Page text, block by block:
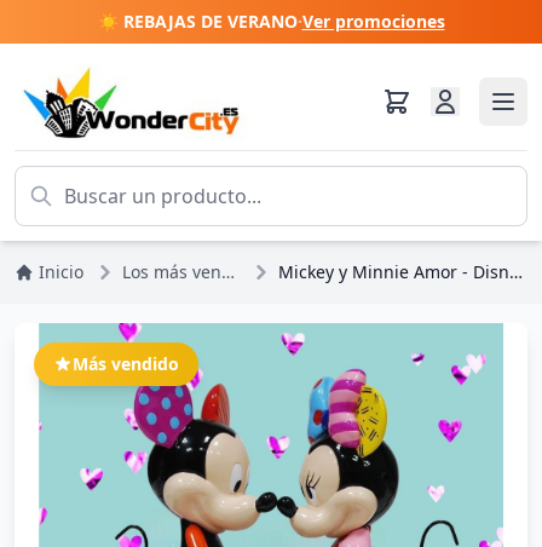
☀️ REBAJAS DE VERANO·Ver promociones
Inicio Los más vendidos Mickey y Minnie Amor - Disney Britto
Más vendido